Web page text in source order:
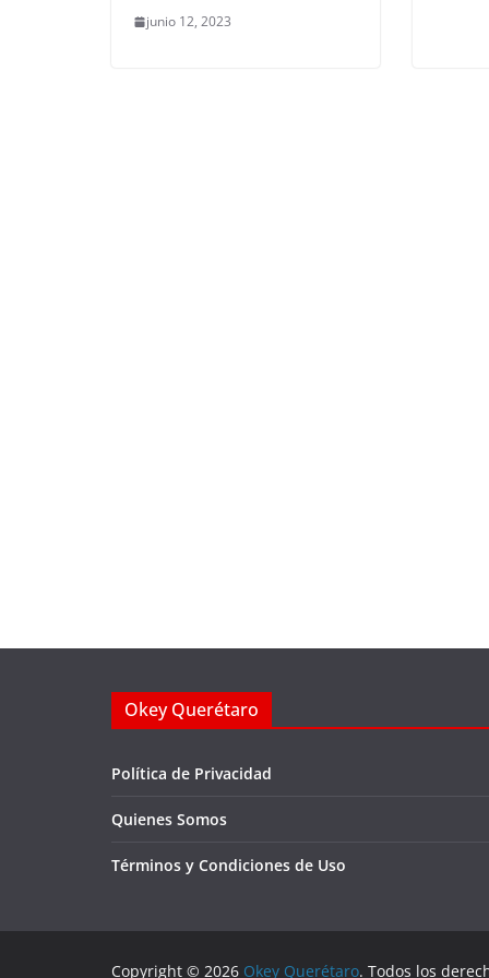
junio 12, 2023
Okey Querétaro
Política de Privacidad
Quienes Somos
Términos y Condiciones de Uso
Copyright © 2026 Okey Querétaro. Todos los